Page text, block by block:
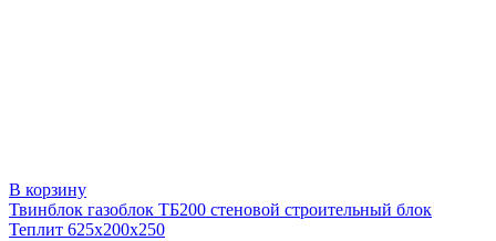
В корзину
Твинблок газоблок ТБ200 стеновой строительный блок
Теплит 625х200х250